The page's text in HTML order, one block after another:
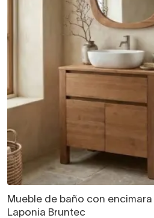
Mueble de baño con
Laponia Bruntec